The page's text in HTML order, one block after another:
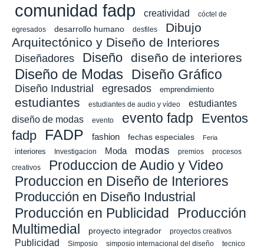
comunidad fadp creatividad
cóctel de
egresados
desarrollo humano desfiles
Dibujo
Arquitectónico y Diseño de Interiores
Diseñadores Diseño diseño de interiores
Diseño de Modas Diseño Gráfico
Diseño Industrial egresados emprendimiento
estudiantes estudiantes de audio y vídeo
estudiantes
diseño de modas
evento evento fadp
Eventos
fadp
FADP fashion fechas especiales Feria
interiores Investigacion Moda modas premios procesos
creativos Produccion de Audio y Video
Produccion en Diseño de Interiores
Producción en Diseño Industrial
Producción en Publicidad
Producción
Multimedial
proyecto integrador proyectos creativos
Publicidad Simposio simposio internacional del diseño
tecnico